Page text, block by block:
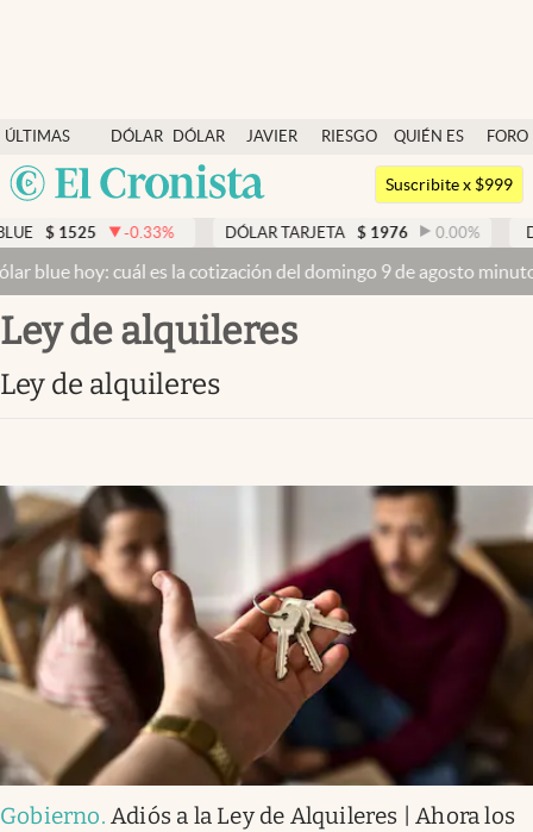
ÚLTIMAS
NOTICIAS
DÓLAR
DÓLAR
BLUE
JAVIER
RIESGO
QUIÉN ES
QUIÉN
FORO
Argentina
México
Dólar
Members
Economía y Política
Finanzas y Mercados
Mercados Online
Apertura
Infotechnology
Clase
Clima
Mundial 2026
Eventos Corporativos
El Cronista Studio
Mediakit
Suscribite x $999
-0.33 % DÓLAR TARJETA $ 1976 0.00 % DÓLAR MEP
es la cotización del domingo 9 de agosto minuto a minuto
ley de alquileres
ley de alquileres
Gobierno.Adiós a la Ley de Alquileres | Ahora los